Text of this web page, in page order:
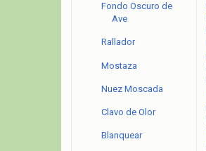
Fondo Oscuro de
Ave
Rallador
Mostaza
Nuez Moscada
Clavo de Olor
Blanquear